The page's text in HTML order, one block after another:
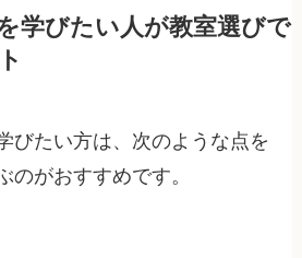
学びたい人が教室選びで
びたい方は、次のような点を
のがおすすめです。